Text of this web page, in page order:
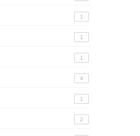
1
1
1
4
1
2